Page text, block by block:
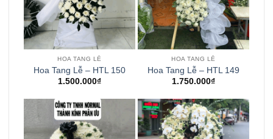
HOA TANG LỄ
Hoa Tang Lễ – HTL 150
1.500.000₫
HOA TANG LỄ
Hoa Tang Lễ – HTL 149
1.750.000₫